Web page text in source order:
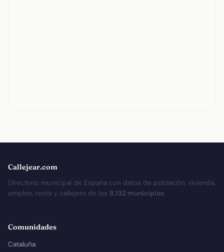
Callejear.com
Directorio municipal de España con datos de población, vivienda,
empleo, renta y callejero de los 8.132 municipios.
Comunidades
Cataluña